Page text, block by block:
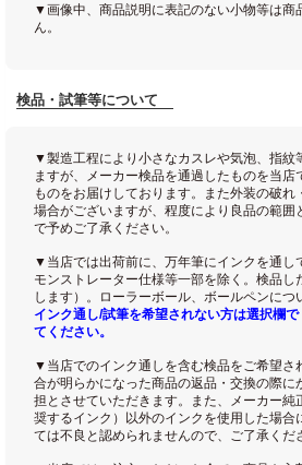
▼画像中、商品説明に表記のない小物等は商
ん。
検品・試筆等について
▼製造工程により小さなカスレや気泡、指紋
ますが、メーカー検品を通過したものを当店
ものをお届けしております。また外装の破れ
場合がございますが、程度により良品の範囲
で予めご了承ください。
▼当店では出荷前に、万年筆にインクを通し
モンストレーター仕様等一部を除く。検品し
します）。ローラーボール、ボールペンにつ
インク通し/試筆を希望されない方は選択欄
てください。
▼当店でのインク通しを含む検品をご希望さ
合が明らかになった商品の返品・交換の際に
担とさせていただきます。また、メーカー純
奨するインク）以外のインクを使用した場合
ては不良と認められませんので、ご了承くだ